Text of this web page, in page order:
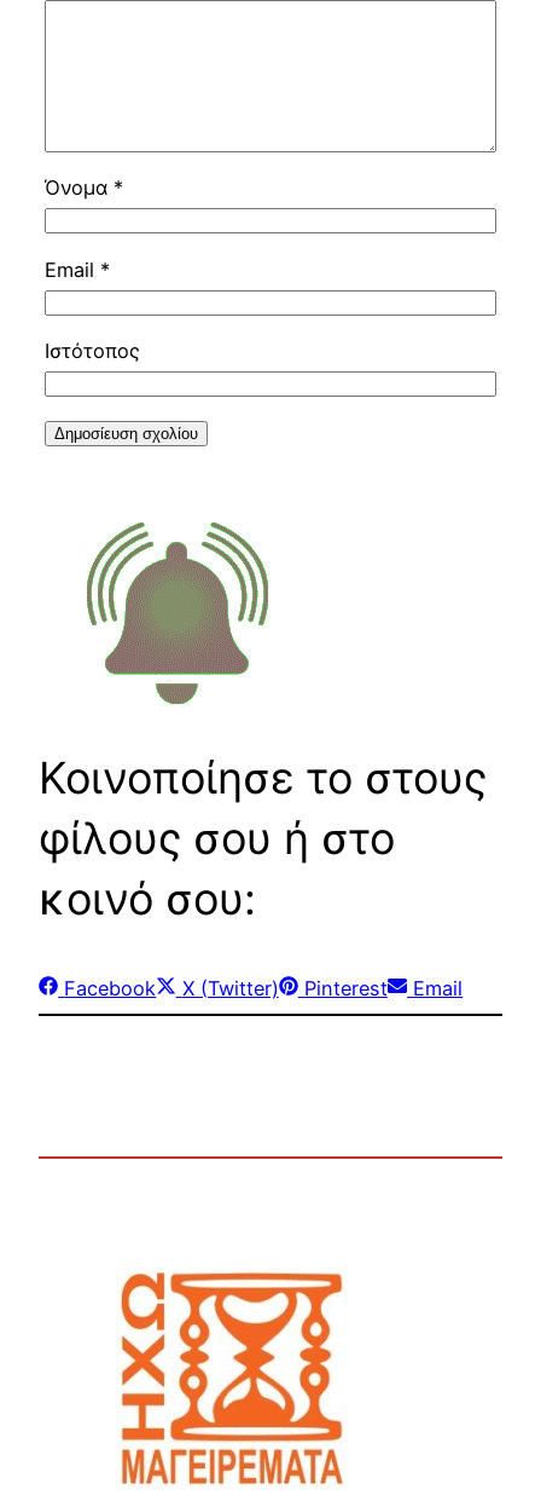
Όνομα *
Email *
Ιστότοπος
Κοινοποίησε το στους
φίλους σου ή στο
κοινό σου:
Share
on
Facebook
Share
on
X (Twitter)
Share
on
Pinterest
Share
on
Email